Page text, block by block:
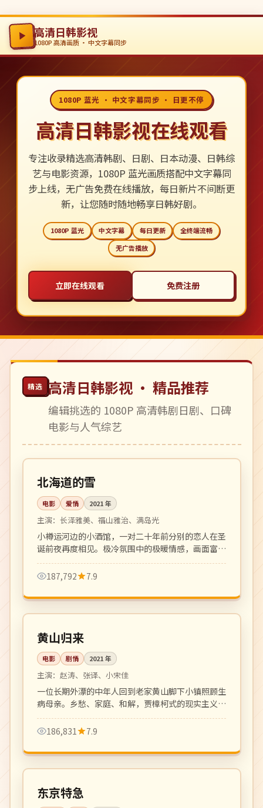
高清日韩影视
1080P 高清画质 · 中文字幕同步
1080P 蓝光 · 中文字幕同步 · 日更不停
高清日韩影视在线观看
专注收录精选高清韩剧、日剧、日本动漫、日韩综
艺与电影资源，1080P 蓝光画质搭配中文字幕同
步上线，无广告免费在线播放，每日新片不间断更
新，让您随时随地畅享日韩好剧。
1080P 蓝光 中文字幕 每日更新
全终端流畅
无广告播放
立即在线观看 免费注册
精选 高清日韩影视 · 精品推荐
编辑挑选的 1080P 高清韩剧日剧、口碑
电影与人气综艺
日本
院线
北海道的雪
电影 爱情 2021年
主演： 长泽雅美、福山雅治、满岛光
小樽运河边的小酒馆，一对二十年前分别的恋人在圣
诞前夜再度相见。极冷氛围中的极暖情感，画面富有
油画质感。
187,792
7.9
中国
高分 125 分钟
黄山归来
电影 剧情 2021年
主演： 赵涛、张译、小宋佳
一位长期外漂的中年人回到老家黄山脚下小镇照顾生
病母亲。乡愁、家庭、和解，贾樟柯式的现实主义平
静叙事。
186,831
7.9
日本
完结 全 8 集
东京特急